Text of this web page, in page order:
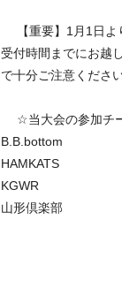
【重要】1月1日よ
受付時間までにお越
で十分ご注意くださ
☆当大会の参加チ
B.B.bottom
HAMKATS
KGWR
山形倶楽部